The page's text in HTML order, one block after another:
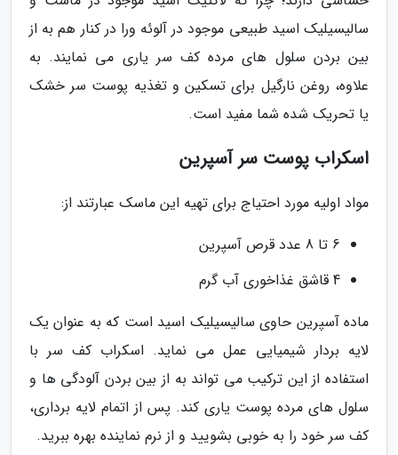
سالیسیلیک اسید طبیعی موجود در آلوئه ورا در کنار هم به از
بین بردن سلول های مرده کف سر یاری می نمایند. به
علاوه، روغن نارگیل برای تسکین و تغذیه پوست سر خشک
یا تحریک شده شما مفید است.
اسکراب پوست سر آسپرین
مواد اولیه مورد احتیاج برای تهیه این ماسک عبارتند از:
6 تا 8 عدد قرص آسپرین
4 قاشق غذاخوری آب گرم
ماده آسپرین حاوی سالیسیلیک اسید است که به عنوان یک
لایه بردار شیمیایی عمل می نماید. اسکراب کف سر با
استفاده از این ترکیب می تواند به از بین بردن آلودگی ها و
سلول های مرده پوست یاری کند. پس از اتمام لایه برداری،
کف سر خود را به خوبی بشویید و از نرم نماینده بهره ببرید.